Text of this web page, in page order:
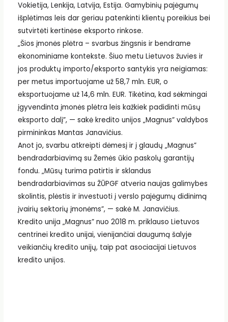
Vokietija, Lenkija, Latvija, Estija. Gamybinių pajėgumų
išplėtimas leis dar geriau patenkinti klientų poreikius bei
sutvirtėti kertinėse eksporto rinkose.
„Šios įmonės plėtra – svarbus žingsnis ir bendrame
ekonominiame kontekste. Šiuo metu Lietuvos žuvies ir
jos produktų importo/eksporto santykis yra neigiamas:
per metus importuojame už 58,7 mln. EUR, o
eksportuojame už 14,6 mln. EUR. Tikėtina, kad sėkmingai
įgyvendinta įmonės plėtra leis kažkiek padidinti mūsų
eksporto dalį”, — sakė kredito unijos „Magnus” valdybos
pirmininkas Mantas Janavičius.
Anot jo, svarbu atkreipti dėmesį ir į glaudų „Magnus”
bendradarbiavimą su Žemės ūkio paskolų garantijų
fondu. „Mūsų turima patirtis ir sklandus
bendradarbiavimas su ŽŪPGF atveria naujas galimybes
skolintis, plėstis ir investuoti į verslo pajėgumų didinimą
įvairių sektorių įmonėms”, — sakė M. Janavičius.
Kredito unija „Magnus” nuo 2018 m. priklauso Lietuvos
centrinei kredito unijai, vienijančiai daugumą šalyje
veikiančių kredito unijų, taip pat asociacijai Lietuvos
kredito unijos.